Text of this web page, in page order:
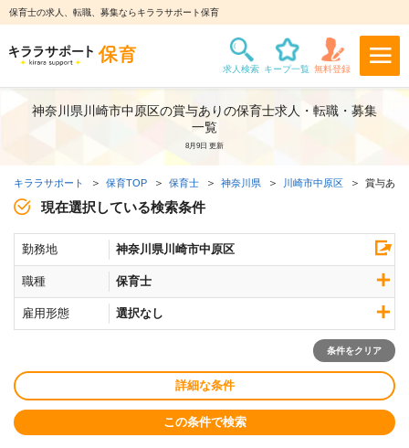
保育士の求人、転職、募集ならキララサポート保育
神奈川県川崎市中原区の賞与ありの保育士求人・転職・募集
一覧
8月9日 更新
キララサポート 保育TOP 保育士 神奈川県 川崎市中原区 賞与あり
現在選択している検索条件
勤務地 神奈川県川崎市中原区
職種 保育士
雇用形態 選択なし
条件をクリア
詳細な条件
この条件で検索